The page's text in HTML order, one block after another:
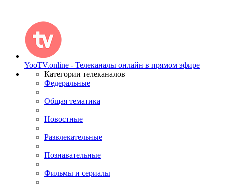
YooTV.online - Телеканалы онлайн в прямом эфире
Категории телеканалов
Федеральные
Общая тематика
Новостные
Развлекательные
Познавательные
Фильмы и сериалы